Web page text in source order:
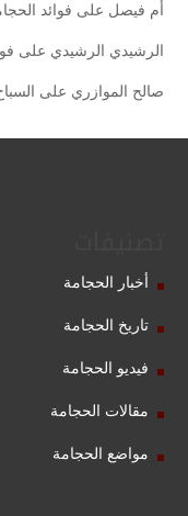
أم فيصل على فوائد
الرشيدي الرشيدي على
صالح الموازري على
أخبار الحجامة
تاريخ الحجامة
فيديو الحجامة
مقالات الحجامة
مواضع الحجامة